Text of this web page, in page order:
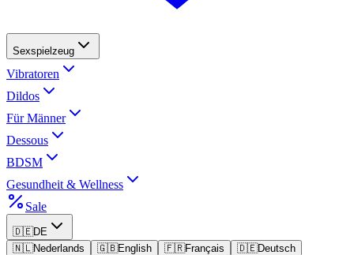
Sexspielzeug
Vibratoren
Dildos
Für Männer
Dessous
BDSM
Gesundheit & Wellness
Sale
🇩🇪DE
🇳🇱Nederlands 🇬🇧English 🇫🇷Français 🇩🇪Deutsch